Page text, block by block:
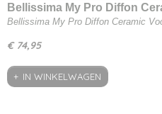
Bellissima My Pro Diffon
Bellissima My Pro Diffon Ceramic
€ 74,95
IN WINKELWAGEN